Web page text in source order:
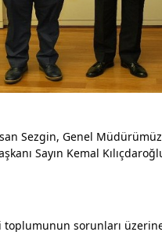
Sezgin, Genel
Sayın Kemal
toplumunun sorunları